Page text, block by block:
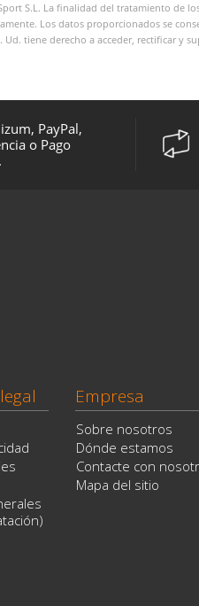
S.L. La finalidad del tratamiento de
Los datos proporcionados se
Ud. tiene derecho a acceder, rectificar y
PayPal,
o Pago
Empresa
Sobre nosotros
Dónde estamos
Contacte con
Mapa del sitio